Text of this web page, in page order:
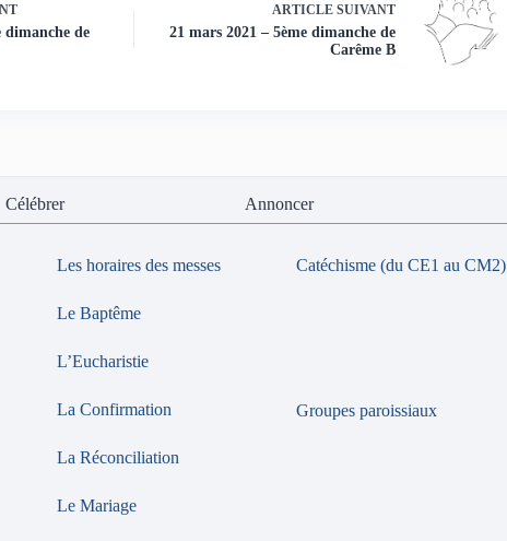
dimanche de
ARTICLE SUIVANT
21 mars 2021 – 5ème dimanche de
Carême B
Célébrer
Les horaires des messes
Le Baptême
L’Eucharistie
La Confirmation
La Réconciliation
Le Mariage
Annoncer
Catéchisme (du CE1 au CM2)
Groupes paroissiaux